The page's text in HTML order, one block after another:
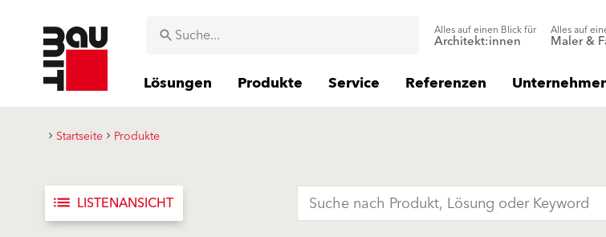
Alles auf einen Blick für
Architekt:innen
Alles auf
Maler &
Lösungen Produkte Service Referenzen
Startseite Produkte
list LISTENANSICHT